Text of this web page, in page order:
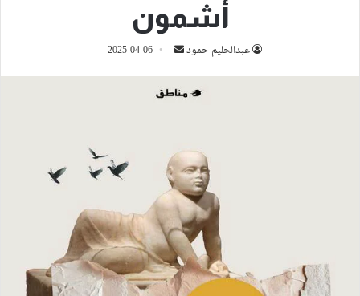
أشمون
عبدالحليم حمود
أرسل
إلكترونيا
2025-04-06